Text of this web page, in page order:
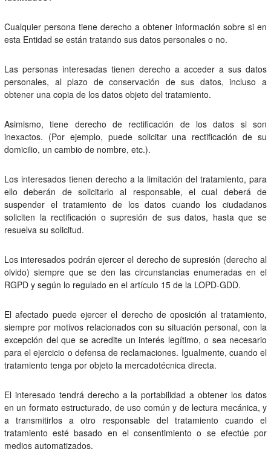
Cualquier persona tiene derecho a obtener información sobre si en
esta Entidad se están tratando sus datos personales o no.
Las personas interesadas tienen derecho a acceder a sus datos
personales, al plazo de conservación de sus datos, incluso a
obtener una copia de los datos objeto del tratamiento.
Asimismo, tiene derecho de rectificación de los datos si son
inexactos. (Por ejemplo, puede solicitar una rectificación de su
domicilio, un cambio de nombre, etc.).
Los interesados tienen derecho a la limitación del tratamiento, para
ello deberán de solicitarlo al responsable, el cual deberá de
suspender el tratamiento de los datos cuando los ciudadanos
soliciten la rectificación o supresión de sus datos, hasta que se
resuelva su solicitud.
Los interesados podrán ejercer el derecho de supresión (derecho al
olvido) siempre que se den las circunstancias enumeradas en el
RGPD y según lo regulado en el artículo 15 de la LOPD-GDD.
El afectado puede ejercer el derecho de oposición al tratamiento,
siempre por motivos relacionados con su situación personal, con la
excepción del que se acredite un interés legítimo, o sea necesario
para el ejercicio o defensa de reclamaciones. Igualmente, cuando el
tratamiento tenga por objeto la mercadotécnica directa.
El interesado tendrá derecho a la portabilidad a obtener los datos
en un formato estructurado, de uso común y de lectura mecánica, y
a transmitirlos a otro responsable del tratamiento cuando el
tratamiento esté basado en el consentimiento o se efectúe por
medios automatizados.